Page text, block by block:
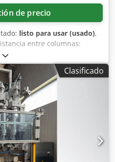
de precio
listo para usar (usado),
entre columnas:
las placas de sujeción:
del molde: 804 mm,
735 mm, altura mínima de
apertura: 650 mm, fuerza
de columnas: 80 mm, paso
del expulsor: 41,2 kN,
volumen del depósito de
de accionamiento: 37 kW,
240 bar, control: Battenfeld
la inspección in situ.
Clasificado